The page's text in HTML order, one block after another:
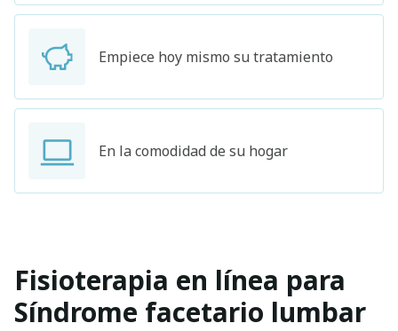
Empiece hoy mismo su tratamiento
En la comodidad de su hogar
Fisioterapia en línea para
Síndrome facetario lumbar